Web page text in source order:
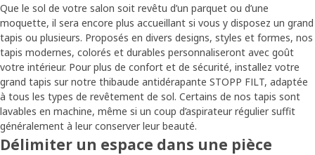
Que le sol de votre salon soit revêtu d’un parquet ou d’une
moquette, il sera encore plus accueillant si vous y disposez un grand
tapis ou plusieurs. Proposés en divers designs, styles et formes, nos
tapis modernes, colorés et durables personnaliseront avec goût
votre intérieur. Pour plus de confort et de sécurité, installez votre
grand tapis sur notre thibaude antidérapante STOPP FILT, adaptée
à tous les types de revêtement de sol. Certains de nos tapis sont
lavables en machine, même si un coup d’aspirateur régulier suffit
généralement à leur conserver leur beauté.
Délimiter un espace dans une pièce